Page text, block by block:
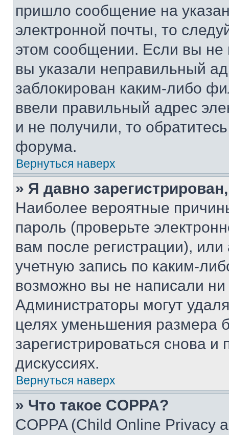
пришло сообщение на
электронной почты, то
этом сообщении. Если вы
вы указали неправильный
заблокирован каким-либо
ввели правильный адрес
и не получили, то
форума.
Вернуться наверх
» Я давно
Наиболее вероятные
пароль (проверьте
вам после регистрации),
учетную запись по каким-
возможно вы не написали
Администраторы могут
целях уменьшения размера
зарегистрироваться снова и
дискуссиях.
Вернуться наверх
» Что такое COPPA?
COPPA (Child Online Privacy